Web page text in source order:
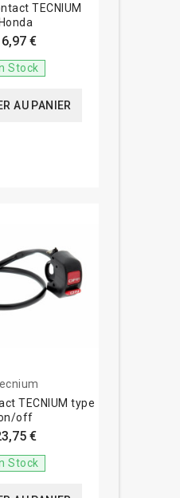
TECNIUM
Honda
€
Stock
AU PANIER
TECNIUM type
off
€
Stock